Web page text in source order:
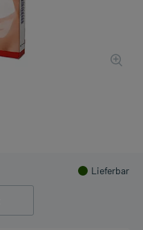
Lieferbar